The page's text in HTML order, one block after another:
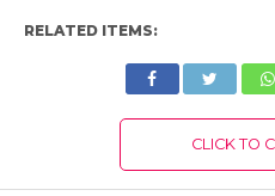
RELATED ITEMS:
CLICK TO